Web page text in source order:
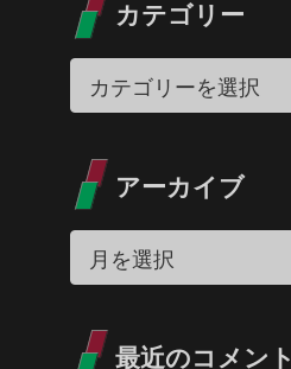
カテゴリー
アーカイブ
最近のコメント